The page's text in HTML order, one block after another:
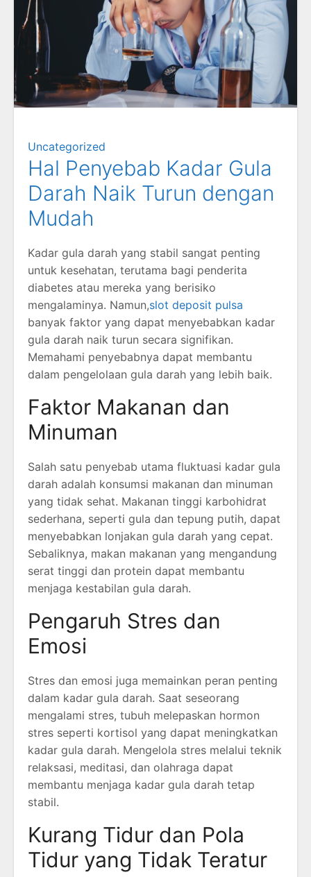
Uncategorized
Hal Penyebab Kadar Gula
Darah Naik Turun dengan
Mudah
Kadar gula darah yang stabil sangat penting
untuk kesehatan, terutama bagi penderita
diabetes atau mereka yang berisiko
mengalaminya. Namun,slot deposit pulsa
banyak faktor yang dapat menyebabkan kadar
gula darah naik turun secara signifikan.
Memahami penyebabnya dapat membantu
dalam pengelolaan gula darah yang lebih baik.
Faktor Makanan dan
Minuman
Salah satu penyebab utama fluktuasi kadar gula
darah adalah konsumsi makanan dan minuman
yang tidak sehat. Makanan tinggi karbohidrat
sederhana, seperti gula dan tepung putih, dapat
menyebabkan lonjakan gula darah yang cepat.
Sebaliknya, makan makanan yang mengandung
serat tinggi dan protein dapat membantu
menjaga kestabilan gula darah.
Pengaruh Stres dan
Emosi
Stres dan emosi juga memainkan peran penting
dalam kadar gula darah. Saat seseorang
mengalami stres, tubuh melepaskan hormon
stres seperti kortisol yang dapat meningkatkan
kadar gula darah. Mengelola stres melalui teknik
relaksasi, meditasi, dan olahraga dapat
membantu menjaga kadar gula darah tetap
stabil.
Kurang Tidur dan Pola
Tidur yang Tidak Teratur